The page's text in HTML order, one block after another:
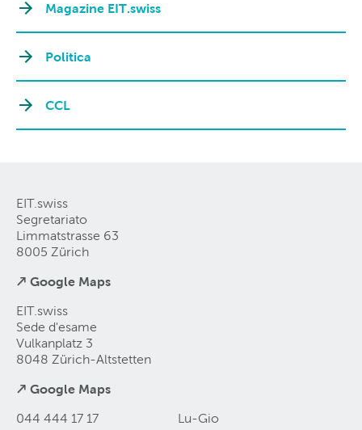
Magazine EIT.swiss
Politica
CCL
EIT.swiss
Segretariato
Limmatstrasse 63
8005 Zürich
↗ Google Maps
EIT.swiss
Sede d'esame
Vulkanplatz 3
8048 Zürich-Altstetten
↗ Google Maps
044 444 17 17
Lu-Gio